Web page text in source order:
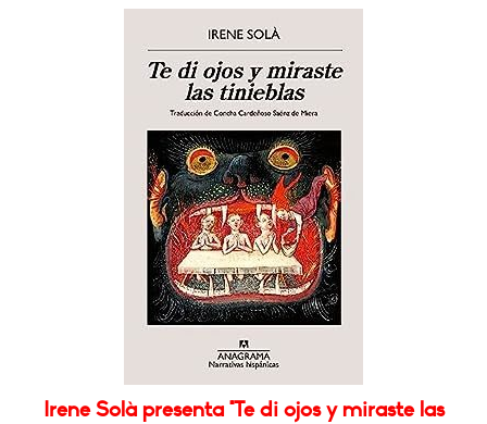
Irene Solà presenta "Te di ojos y miraste las